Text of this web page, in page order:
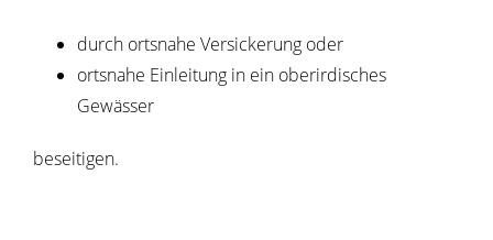
durch ortsnahe Versickerung oder
ortsnahe Einleitung in ein oberirdisches
Gewässer
beseitigen.